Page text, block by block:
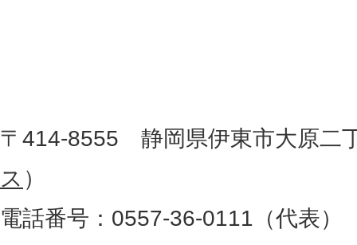
地
図
。
静
所
〒414-8555 静岡県伊東市大原二
ス ）
電話番号：0557-36-0111（代表）